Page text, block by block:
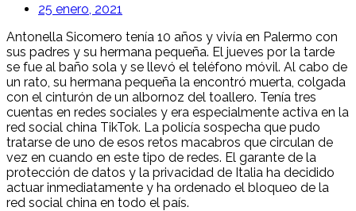
25 enero, 2021
Antonella Sicomero tenía 10 años y vivía en Palermo con
sus padres y su hermana pequeña. El jueves por la tarde
se fue al baño sola y se llevó el teléfono móvil. Al cabo de
un rato, su hermana pequeña la encontró muerta, colgada
con el cinturón de un albornoz del toallero. Tenía tres
cuentas en redes sociales y era especialmente activa en la
red social china TikTok. La policía sospecha que pudo
tratarse de uno de esos retos macabros que circulan de
vez en cuando en este tipo de redes. El garante de la
protección de datos y la privacidad de Italia ha decidido
actuar inmediatamente y ha ordenado el bloqueo de la
red social china en todo el país.